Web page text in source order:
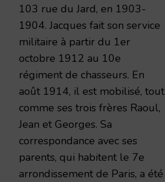
103 rue du Jard, en 1903-
1904. Jacques fait son service
militaire à partir du 1er
octobre 1912 au 10e
régiment de chasseurs. En
août 1914, il est mobilisé, tout
comme ses trois frères Raoul,
Jean et Georges. Sa
correspondance avec ses
parents, qui habitent le 7e
arrondissement de Paris, a été